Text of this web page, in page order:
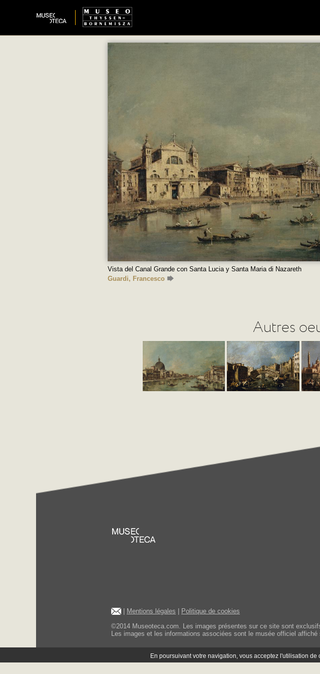
En poursuivant votre navigation, vous acceptez l'utilisation
Vista del Canal Grande con Santa Lucia y Santa Maria di Nazareth
Guardi, Francesco
Autres
Mentions légales
Politique de cookies
©2014 Museoteca.com. Les images présentes sur ce site sont
Les images et les informations associées sont le musée officiel affiché